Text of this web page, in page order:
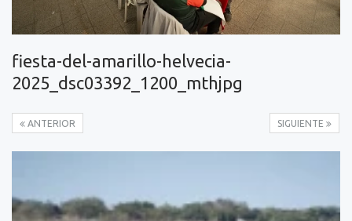
fiesta-del-amarillo-helvecia-
2025_dsc03392_1200_mthjpg
SIGUIENTE
ANTERIOR